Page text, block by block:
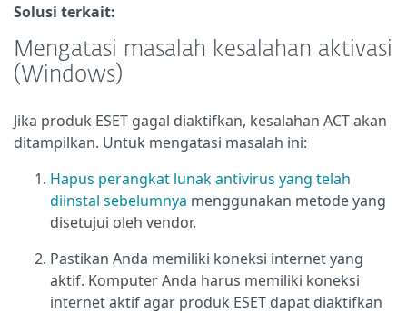
Solusi terkait:
Mengatasi masalah kesalahan aktivasi
(Windows)
Jika produk ESET gagal diaktifkan, kesalahan ACT akan
ditampilkan. Untuk mengatasi masalah ini:
Hapus perangkat lunak antivirus yang telah
diinstal sebelumnya menggunakan metode yang
disetujui oleh vendor.
Pastikan Anda memiliki koneksi internet yang
aktif. Komputer Anda harus memiliki koneksi
internet aktif agar produk ESET dapat diaktifkan